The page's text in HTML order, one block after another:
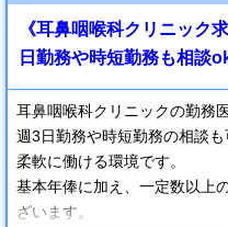
《耳鼻咽喉科クリニック
日勤務や時短勤務も相談
耳鼻咽喉科クリニックの勤務
週3日勤務や時短勤務の相談
柔軟に働ける環境です。
基本年俸に加え、一定数以上
ざいます。